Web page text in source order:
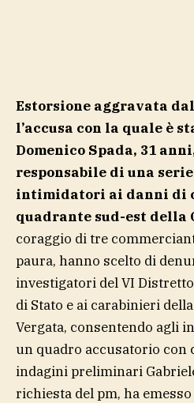
Estorsione aggravata dal
l’accusa con la quale è
Domenico Spada, 31
responsabile di una
intimidatori ai danni di
quadrante sud-est della
coraggio di tre
paura, hanno scelto di
investigatori del VI
di Stato e ai carabinieri
Vergata, consentendo agli
un quadro accusatorio con
indagini preliminari
richiesta del pm, ha